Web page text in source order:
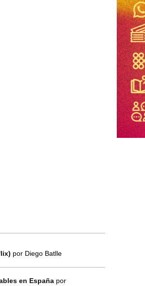
por Diego Batlle
en España por